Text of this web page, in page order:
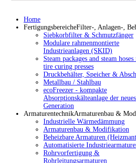
Home
FertigungsbereicheFilter-, Anlagen-,
Siebkorbfilter & Schmutzfänger
Modulare rahmenmontierte
Industrieanlagen (SKID)
Steam packages and steam
tire curing presses
Druckbehälter, Speicher &
Metallbau / Stahlbau
ecoFreezer - kompakte
Absorptionskälteanlage der
Generation
ArmaturentechnikArmaturenbau &
Industrielle Wärmedämmung
Armaturenbau & Modifikation
Beheizbare Armaturen
Automatisierte
Rohrvorfertigung &
Rohrleitungsarmaturen